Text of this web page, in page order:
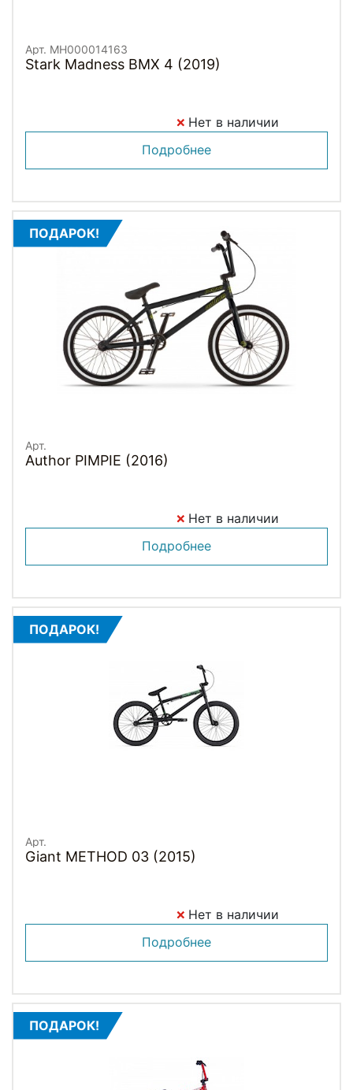
Арт. MH000014163
Stark Madness BMX 4 (2019)
Нет в наличии
Подробнее
ПОДАРОК!
Арт.
Author PIMPIE (2016)
Нет в наличии
Подробнее
ПОДАРОК!
Арт.
Giant METHOD 03 (2015)
Нет в наличии
Подробнее
ПОДАРОК!